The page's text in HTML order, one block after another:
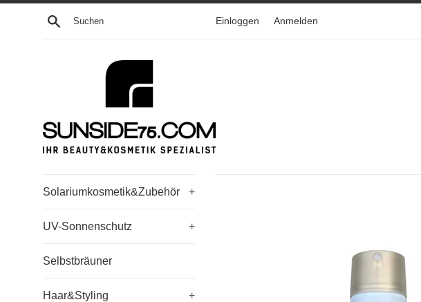
Direkt
Suchen Einloggen Anmelden
Solariumkosmetik&Zubehör +
UV-Sonnenschutz +
Selbstbräuner
Haar&Styling +